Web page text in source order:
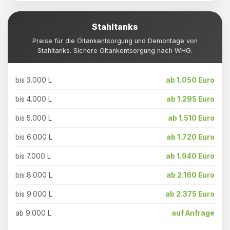
Stahltanks
Preise für die Öltankentsorgung und Demontage von
Stahltanks. Sichere Öltankentsorgung nach WHG.
bis 3.000 L ab 1.050 Euro
bis 4.000 L ab 1.295 Euro
bis 5.000 L ab 1.510 Euro
bis 6.000 L ab 1.720 Euro
bis 7.000 L ab 1.940 Euro
bis 8.000 L ab 2.160 Euro
bis 9.000 L ab 2.375 Euro
ab 9.000 L auf Anfrage